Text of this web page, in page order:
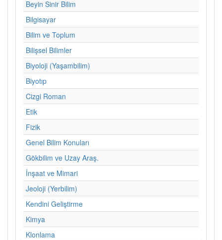
Beyin Sinir Bilim
Bilgisayar
Bilim ve Toplum
Bilişsel Bilimler
Biyoloji (Yaşambilim)
Biyotıp
Cizgi Roman
Etik
Fizik
Genel Bilim Konuları
Gökbilim ve Uzay Araş.
İnşaat ve Mimari
Jeoloji (Yerbilim)
Kendini Geliştirme
Kimya
Klonlama